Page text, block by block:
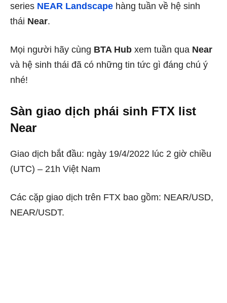
series NEAR Landscape hàng tuần về hệ sinh
thái Near.
Mọi người hãy cùng BTA Hub xem tuần qua Near
và hệ sinh thái đã có những tin tức gì đáng chú ý
nhé!
Sàn giao dịch phái sinh FTX list
Near
Giao dịch bắt đầu: ngày 19/4/2022 lúc 2 giờ chiều
(UTC) – 21h Việt Nam
Các cặp giao dịch trên FTX bao gồm: NEAR/USD,
NEAR/USDT.